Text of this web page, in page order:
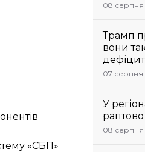
«СБП»
08 серпня
Трамп
вони
07 серпня
У
08 серпня